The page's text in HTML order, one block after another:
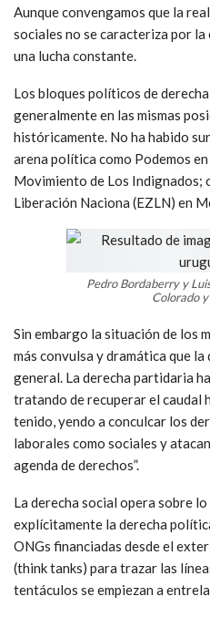
Aunque convengamos que la
sociales no se caracteriza por
una lucha constante.
Los bloques políticos de
generalmente en las mismas
históricamente. No ha habido
arena política como Podemos
Movimiento de Los Indignados;
Liberación Naciona (EZLN) en
Pedro Bordaberry y
Colorado
Sin embargo la situación de los
más convulsa y dramática que
general. La derecha partidaria
tratando de recuperar el caudal
tenido, yendo a conculcar los
laborales como sociales y
agenda de derechos”.
La derecha social opera sobre
explícitamente la derecha
ONGs financiadas desde el
(think tanks) para trazar las
tentáculos se empiezan a